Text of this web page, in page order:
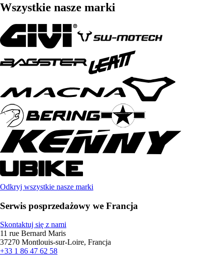
Wszystkie nasze marki
Odkryj wszystkie nasze marki
Serwis posprzedażowy we Francja
Skontaktuj się z nami
11 rue Bernard Maris
37270 Montlouis-sur-Loire, Francja
+33 1 86 47 62 58